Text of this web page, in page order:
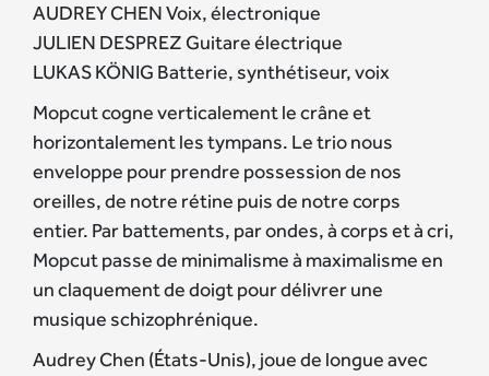
AUDREY CHEN Voix, électronique
JULIEN DESPREZ Guitare électrique
LUKAS KÖNIG Batterie, synthétiseur, voix
Mopcut cogne verticalement le crâne et
horizontalement les tympans. Le trio nous
enveloppe pour prendre possession de nos
oreilles, de notre rétine puis de notre corps
entier. Par battements, par ondes, à corps et à cri,
Mopcut passe de minimalisme à maximalisme en
un claquement de doigt pour délivrer une
musique schizophrénique.
Audrey Chen (États-Unis), joue de longue avec